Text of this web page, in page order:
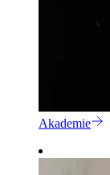
Akademie